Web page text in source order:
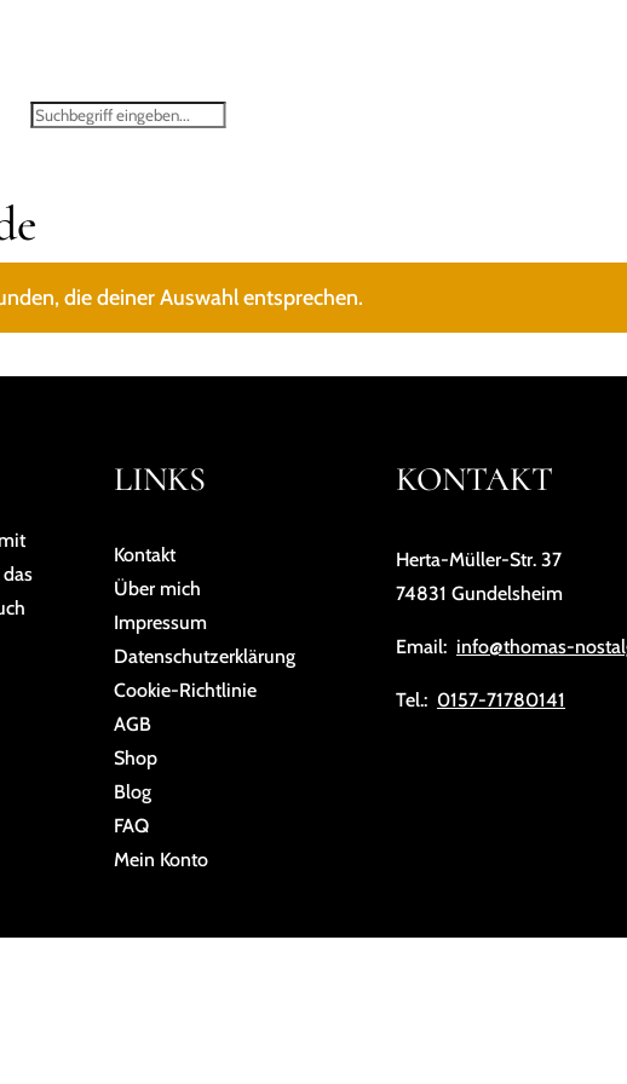
die deiner Auswahl entsprechen.
LINKS
Kontakt
Über mich
Impressum
Da­ten­schutz­er­klä­rung
Cookie-Richtlinie
AGB
Shop
Blog
FAQ
Mein Konto
KONTAKT
Herta-Müller-Str. 37
74831 Gundelsheim
Email: info@thomas-
Tel.: 0157-71780141